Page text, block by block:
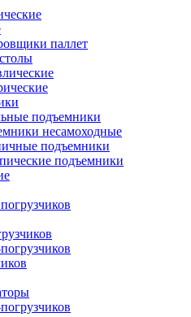
паллет
подъемники
несамоходные
подъемники
подъемники